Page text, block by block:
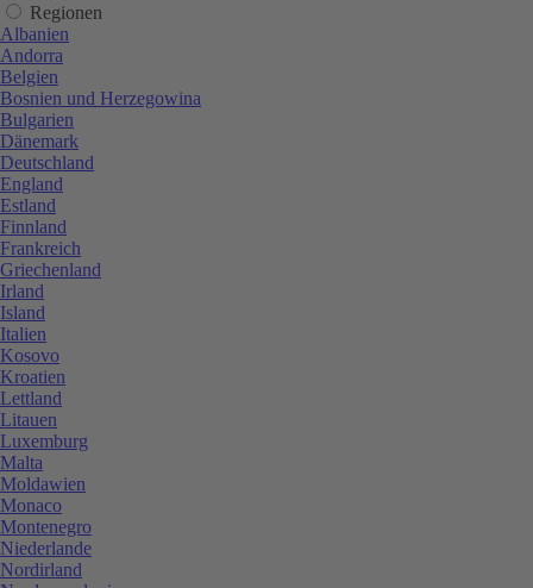
Regionen
Albanien
Andorra
Belgien
Bosnien und Herzegowina
Bulgarien
Dänemark
Deutschland
England
Estland
Finnland
Frankreich
Griechenland
Irland
Island
Italien
Kosovo
Kroatien
Lettland
Litauen
Luxemburg
Malta
Moldawien
Monaco
Montenegro
Niederlande
Nordirland